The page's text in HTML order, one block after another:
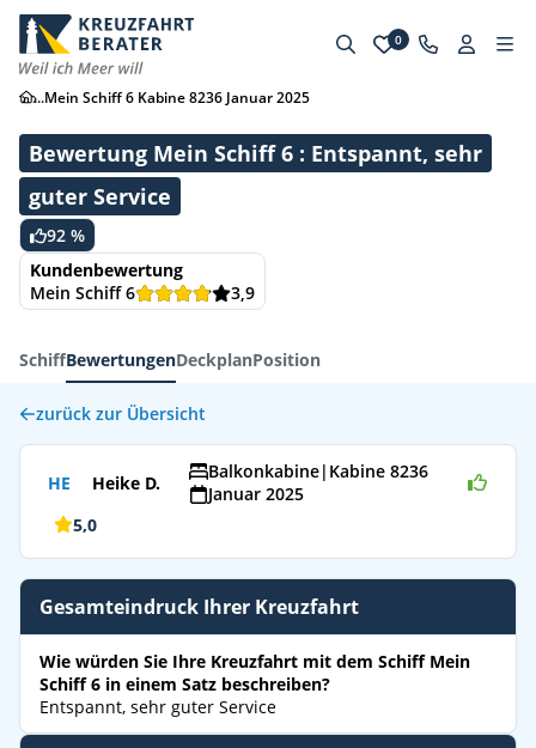
0
...Mein Schiff 6 Kabine 8236 Januar 2025
Bewertung Mein Schiff 6 : Entspannt, sehr
guter Service
92 %
Kundenbewertung
Mein Schiff 6
3,9
SchiffBewertungenDeckplanPosition
zurück zur Übersicht
HE Heike D. Balkonkabine| Kabine 8236
Januar 2025
5,0
Gesamteindruck Ihrer Kreuzfahrt
Wie würden Sie Ihre Kreuzfahrt mit dem Schiff Mein
Schiff 6 in einem Satz beschreiben?
Entspannt, sehr guter Service